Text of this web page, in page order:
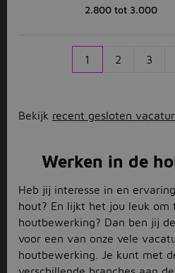
2.800 tot 3.000
1 2 3
Bekijk recent gesloten
Werken in de
Heb jij interesse in en
hout? En lijkt het jou leuk om
houtbewerking? Dan ben jij
voor een van onze vele
houtbewerking. Je kunt met